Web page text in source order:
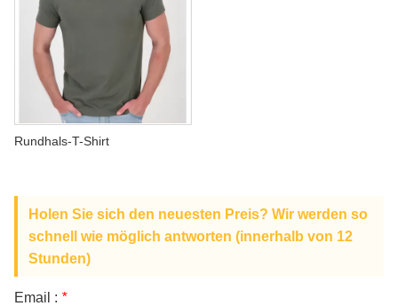
DER FALL
FABRIK
KONTAKTIERE UNS
ÜBER UNS
Rundhals-T-Shirt
Holen Sie sich den neuesten Preis? Wir werden so
schnell wie möglich antworten (innerhalb von 12
Stunden)
Email : *